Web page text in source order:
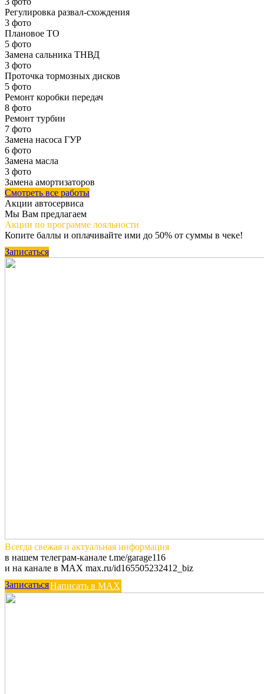
Регулировка развал-схождения
3 фото
Плановое ТО
5 фото
Замена сальника ТНВД
3 фото
Проточка тормозных дисков
5 фото
Ремонт коробки передач
8 фото
Ремонт турбин
7 фото
Замена насоса ГУР
6 фото
Замена масла
3 фото
Замена амортизаторов
Смотреть все работы
Акции автосервиса
Мы Вам предлагаем
Акции по программе лояльности
Копите баллы и оплачивайте ими до 50% от суммы в чеке!
Записаться
Всегда свежая и актуальная информация
в нашем телеграм-канале t.me/garage116
и на канале в MAX max.ru/id165505232412_biz
ЗаписатьсяНаписать в MAX